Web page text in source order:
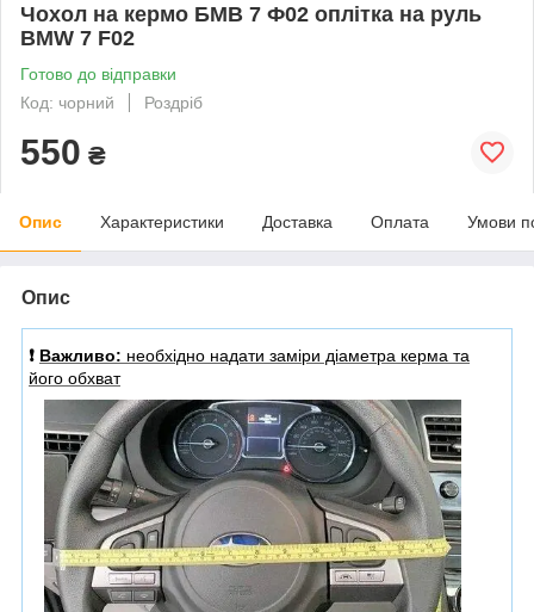
Чохол на кермо БМВ 7 Ф02 оплітка на руль
BMW 7 F02
Готово до відправки
Код: чорний
Роздріб
550 ₴
Опис Характеристики Доставка Оплата Умови
Опис
❗️ Важливо: необхідно надати заміри діаметра керма та
його обхват